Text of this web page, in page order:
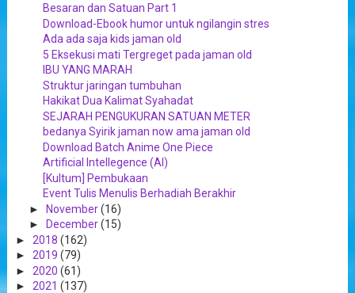
Besaran dan Satuan Part 1
Download-Ebook humor untuk ngilangin stres
Ada ada saja kids jaman old
5 Eksekusi mati Tergreget pada jaman old
IBU YANG MARAH
Struktur jaringan tumbuhan
Hakikat Dua Kalimat Syahadat
SEJARAH PENGUKURAN SATUAN METER
bedanya Syirik jaman now ama jaman old
Download Batch Anime One Piece
Artificial Intellegence (AI)
[Kultum] Pembukaan
Event Tulis Menulis Berhadiah Berakhir
► November(16)
►
December(15)
► 2018 (162)
► 2019 (79)
► 2020 (61)
► 2021 (137)